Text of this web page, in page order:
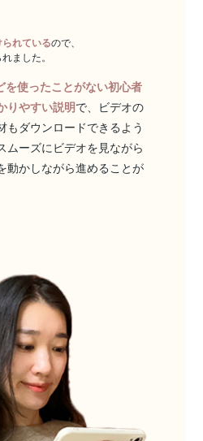
れているので、
ました。
使ったことがない初心者
りやすい説明で、ビデオの
もダウンロードできるよう
ムーズにビデオを見ながら
動かしながら進めることが